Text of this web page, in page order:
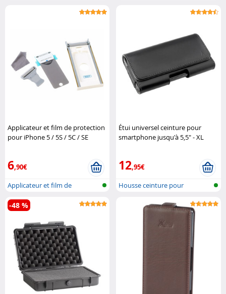
Applicateur et film de protection
pour iPhone 5 / 5S / 5C / SE
6,90€
Applicateur et film de
protection p..
Étui universel ceinture pour
smartphone jusqu'à 5,5" - XL
12,95€
Housse ceinture pour
-48 %